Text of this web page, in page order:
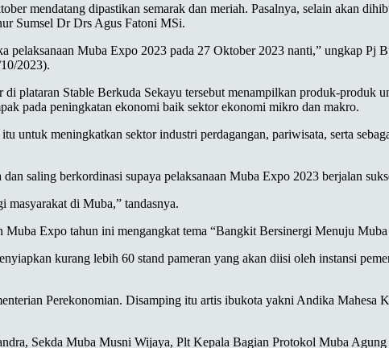
mendatang dipastikan semarak dan meriah. Pasalnya, selain akan
Sumsel Dr Drs Agus Fatoni MSi.
pelaksanaan Muba Expo 2023 pada 27 Oktober 2023 nanti,” ungkap Pj
2023).
plataran Stable Berkuda Sekayu tersebut menampilkan produk-produk
pada peningkatan ekonomi baik sektor ekonomi mikro dan makro.
untuk meningkatkan sektor industri perdagangan, pariwisata, serta
saling berkordinasi supaya pelaksanaan Muba Expo 2023 berjalan
masyarakat di Muba,” tandasnya.
Expo tahun ini mengangkat tema “Bangkit Bersinergi Menuju
kurang lebih 60 stand pameran yang akan diisi oleh instansi
Perekonomian. Disamping itu artis ibukota yakni Andika Mahesa
Sekda Muba Musni Wijaya, Plt Kepala Bagian Protokol Muba